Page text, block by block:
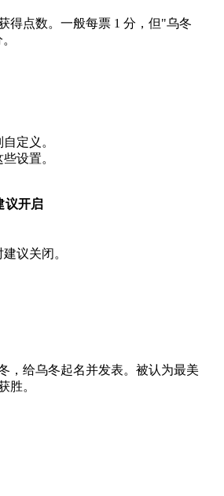
得点数。一般每票 1 分，但"乌冬
定义。
设置。
议开启
议关闭。
，给乌冬起名并发表。被认为最美
胜。